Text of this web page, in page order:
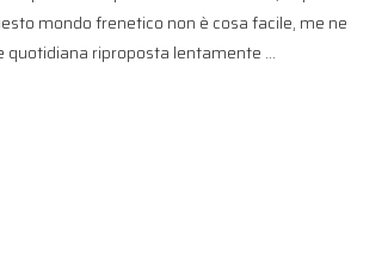
mondo frenetico non è cosa facile, me ne
quotidiana riproposta lentamente …